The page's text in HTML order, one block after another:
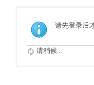
请先登录后
请稍候...